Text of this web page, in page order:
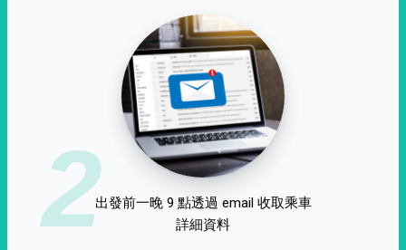
2出發前一晚 9 點透過 email 收取乘車
詳細資料